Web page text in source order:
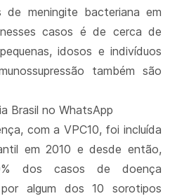
meningite bacteriana em
casos é de cerca de
idosos e indivíduos
também são
Brasil no WhatsApp
com a VPC10, foi incluída
em 2010 e desde então,
dos casos de doença
algum dos 10 sorotipos